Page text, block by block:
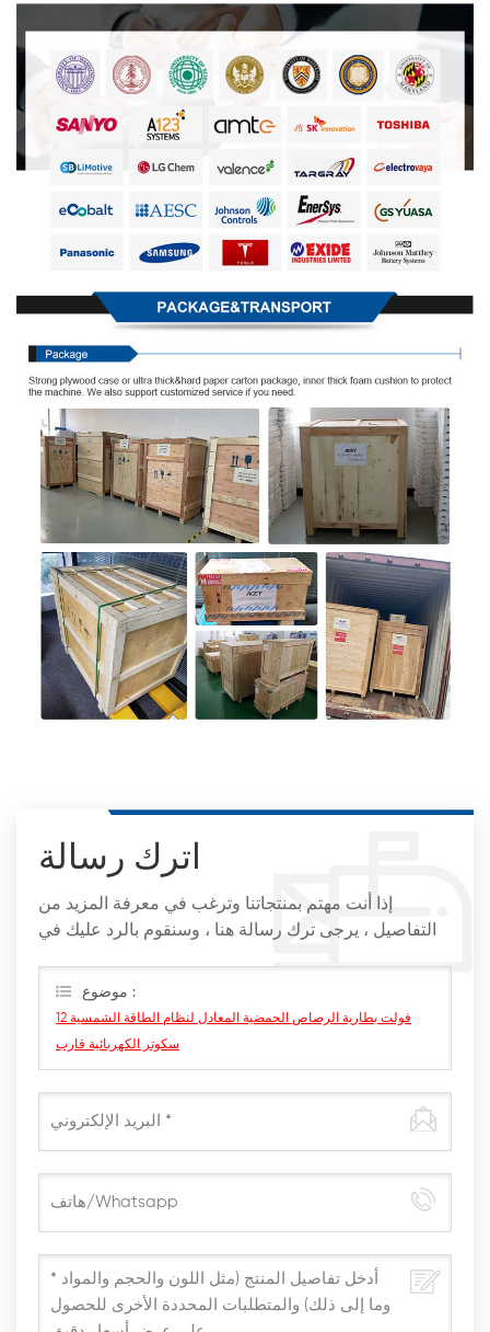
اترك رسالة
إذا أنت مهتم بمنتجاتنا وترغب في معرفة المزيد من
التفاصيل ، يرجى ترك رسالة هنا ، وسنقوم بالرد عليك في
موضوع :
12 فولت بطارية الرصاص الحمضية المعادل لنظام الطاقة الشمسية
سكوتر الكهربائية قارب